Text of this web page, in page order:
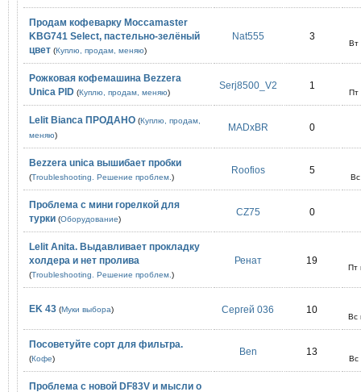
Продам кофеварку Moccamaster
KBG741 Select, пастельно-зелёный
цвет (Куплю, продам, меняю)
Nat555 3
Вт
Рожковая кофемашина Bezzera
Unica PID (Куплю, продам, меняю)
Serj8500_V2 1
Пт
Lelit Bianca ПРОДАНО (Куплю, продам,
меняю)
MADxBR 0
Bezzera unica вышибает пробки
(Troubleshooting. Решение проблем. )
Roofios 5
Проблема с мини горелкой для
турки (Оборудование)
CZ75 0
Lelit Anita. Выдавливает прокладку
холдера и нет пролива
(Troubleshooting. Решение проблем. )
Ренат 19
Пт
EK 43 (Муки выбора) Сергей 036 10
Вс
Посоветуйте сорт для фильтра.
(Кофе)
Ben 13
Вс
Проблема с новой DF83V и мысли о